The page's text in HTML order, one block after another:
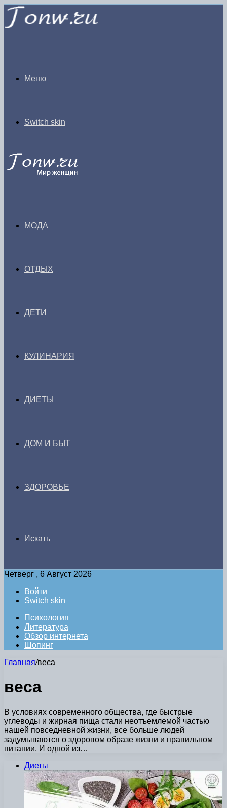
Меню
Switch skin
МОДА
ОТДЫХ
ДЕТИ
КУЛИНАРИЯ
ДИЕТЫ
ДОМ И БЫТ
ЗДОРОВЬЕ
Искать
Четверг , 6 Август 2026
Войти
Switch skin
Психология
Литература
Обзор интернета
Шопинг
Главная/веса
веса
В условиях современного общества, где быстрые
углеводы и жирная пища стали неотъемлемой частью
нашей повседневной жизни, все больше людей
задумываются о здоровом образе жизни и правильном
питании. И одной из…
Диеты